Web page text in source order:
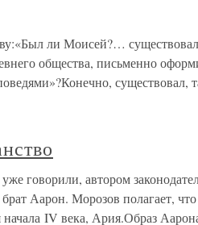
ли Моисей?… существовал
общества, письменно
существовал,
говорили, автором
Аарон. Морозов полагает,
начала IV века, Ария.Образ